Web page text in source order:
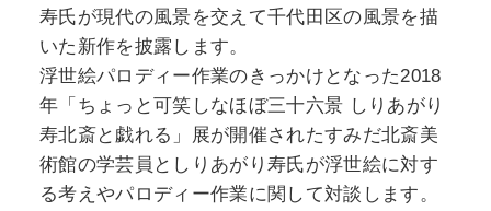
寿氏が現代の風景を交えて千代田区の風景を描
いた新作を披露します。
浮世絵パロディー作業のきっかけとなった2018
年「ちょっと可笑しなほぼ三十六景 しりあがり
寿北斎と戯れる」展が開催されたすみだ北斎美
術館の学芸員としりあがり寿氏が浮世絵に対す
る考えやパロディー作業に関して対談します。